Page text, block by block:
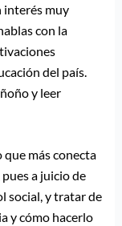
interés muy
con la
del país.
y leer
más conecta
a juicio de
social, y tratar de
y cómo hacerlo